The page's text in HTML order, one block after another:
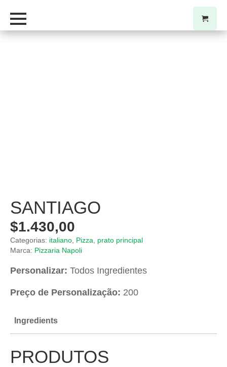
SANTIAGO
$1.430,00
Categorias: italiano Pizza
prato principal
Marca: Pizzaria Napoli
Personalizar: Todos Ingredientes
Preço de Personalização: 200
Ingredients
PRODUTOS